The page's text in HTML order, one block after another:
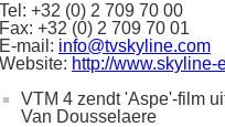
Tel: +32 (0) 2 709 70 00
Fax: +32 (0) 2 709 70 01
E-mail: info@tvskyline.com
Website: http://www.skyline-
VTM 4 zendt 'Aspe'-film
Van Dousselaere